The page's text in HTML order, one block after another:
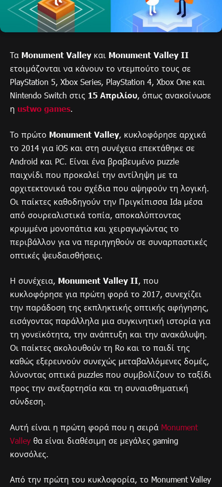
Τα Monument Valley και Monument Valley II
ετοιμάζονται να κάνουν το ντεμπούτο τους σε
PlayStation 5, Xbox Series, PlayStation 4, Xbox One και
Nintendo Switch στις 15 Απριλίου, όπως ανακοίνωσε
η ustwo games.
Το πρώτο Monument Valley, κυκλοφόρησε αρχικά
το 2014 για iOS και στη συνέχεια επεκτάθηκε σε
Android και PC. Είναι ένα βραβευμένο puzzle
παιχνίδι που προκαλεί την αντίληψη με τα
αρχιτεκτονικά του σχέδια που αψηφούν τη λογική.
Οι παίκτες καθοδηγούν την Πριγκίπισσα Ida μέσα
από σουρεαλιστικά τοπία, αποκαλύπτοντας
κρυμμένα μονοπάτια και χειραγωγώντας το
περιβάλλον για να περιηγηθούν σε συναρπαστικές
οπτικές ψευδαισθήσεις.
Η συνέχεια, Monument Valley II, που
κυκλοφόρησε για πρώτη φορά το 2017, συνεχίζει
την παράδοση της εκπληκτικής οπτικής αφήγησης,
εισάγοντας παράλληλα μια συγκινητική ιστορία για
τη γονεϊκότητα, την ανάπτυξη και την ανακάλυψη.
Οι παίκτες ακολουθούν τη Ro και το παιδί της
καθώς εξερευνούν συνεχώς μεταβαλλόμενες δομές,
λύνοντας οπτικά puzzles που συμβολίζουν το ταξίδι
προς την ανεξαρτησία και τη συναισθηματική
σύνδεση.
Αυτή είναι η πρώτη φορά που η σειρά Monument
Valley θα είναι διαθέσιμη σε μεγάλες gaming
κονσόλες.
Από την πρώτη του κυκλοφορία, το Monument Valley